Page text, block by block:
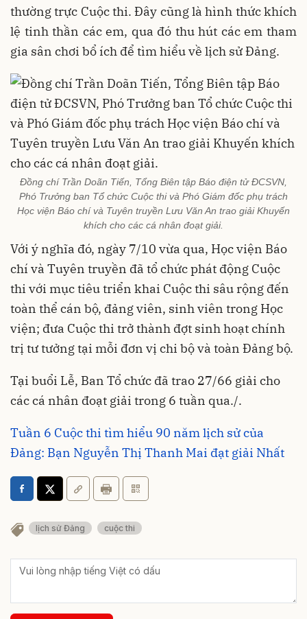
thường trực Cuộc thi. Đây cũng là hình thức khích
lệ tinh thần các em, qua đó thu hút các em tham
gia sân chơi bổ ích để tìm hiểu về lịch sử Đảng.
Đồng chí Trần Doãn Tiến, Tổng Biên tập Báo điện tử ĐCSVN,
Phó Trưởng ban Tổ chức Cuộc thi và Phó Giám đốc phụ trách
Học viện Báo chí và Tuyên truyền Lưu Văn An trao giải Khuyến
khích cho các cá nhân đoạt giải.
Với ý nghĩa đó, ngày 7/10 vừa qua, Học viện Báo
chí và Tuyên truyền đã tổ chức phát động Cuộc
thi với mục tiêu triển khai Cuộc thi sâu rộng đến
toàn thể cán bộ, đảng viên, sinh viên trong Học
viện; đưa Cuộc thi trở thành đợt sinh hoạt chính
trị tư tưởng tại mỗi đơn vị chi bộ và toàn Đảng bộ.
Tại buổi Lễ, Ban Tổ chức đã trao 27/66 giải cho
các cá nhân đoạt giải trong 6 tuần qua./.
Tuần 6 Cuộc thi tìm hiểu 90 năm lịch sử của
Đảng: Bạn Nguyễn Thị Thanh Mai đạt giải Nhất ​
lịch sử Đảng cuộc thi